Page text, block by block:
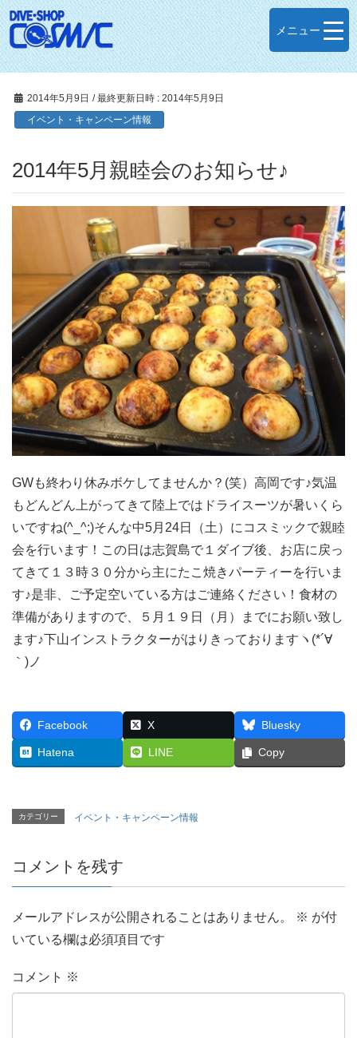
メニュー
2014年5月9日 / 最終更新日時 : 2014年5月9日
イベント・キャンペーン情報
2014年5月親睦会のお知らせ♪
GWも終わり休みボケしてませんか？(笑）高岡です♪気温
もどんどん上がってきて陸上ではドライスーツが暑いくら
いですね(^_^;)そんな中5月24日（土）にコスミックで親睦
会を行います！この日は志賀島で１ダイブ後、お店に戻っ
てきて１３時３０分から主にたこ焼きパーティーを行いま
す♪是非、ご予定空いている方はご連絡ください！食材の
準備がありますので、５月１９日（月）までにお願い致し
ます♪下山インストラクターがはりきっておりますヽ(*´∀
｀)ノ
Facebook X Bluesky
Hatena LINE Copy
カテゴリー イベント・キャンペーン情報
コメントを残す
メールアドレスが公開されることはありません。 ※ が付
いている欄は必須項目です
コメント ※